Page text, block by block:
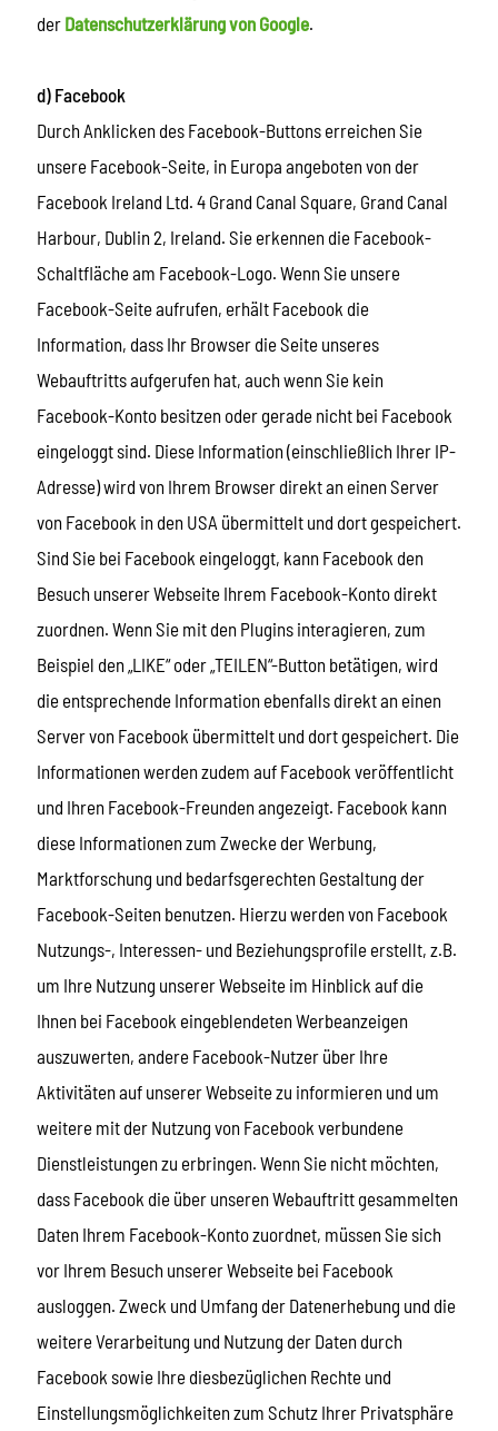
der Datenschutzerklärung von Google.
d) Facebook
Durch Anklicken des Facebook-Buttons erreichen Sie
unsere Facebook-Seite, in Europa angeboten von der
Facebook Ireland Ltd. 4 Grand Canal Square, Grand Canal
Harbour, Dublin 2, Ireland. Sie erkennen die Facebook-
Schaltfläche am Facebook-Logo. Wenn Sie unsere
Facebook-Seite aufrufen, erhält Facebook die
Information, dass Ihr Browser die Seite unseres
Webauftritts aufgerufen hat, auch wenn Sie kein
Facebook-Konto besitzen oder gerade nicht bei Facebook
eingeloggt sind. Diese Information (einschließlich Ihrer IP-
Adresse) wird von Ihrem Browser direkt an einen Server
von Facebook in den USA übermittelt und dort gespeichert.
Sind Sie bei Facebook eingeloggt, kann Facebook den
Besuch unserer Webseite Ihrem Facebook-Konto direkt
zuordnen. Wenn Sie mit den Plugins interagieren, zum
Beispiel den „LIKE“ oder „TEILEN“-Button betätigen, wird
die entsprechende Information ebenfalls direkt an einen
Server von Facebook übermittelt und dort gespeichert. Die
Informationen werden zudem auf Facebook veröffentlicht
und Ihren Facebook-Freunden angezeigt. Facebook kann
diese Informationen zum Zwecke der Werbung,
Marktforschung und bedarfsgerechten Gestaltung der
Facebook-Seiten benutzen. Hierzu werden von Facebook
Nutzungs-, Interessen- und Beziehungsprofile erstellt, z.B.
um Ihre Nutzung unserer Webseite im Hinblick auf die
Ihnen bei Facebook eingeblendeten Werbeanzeigen
auszuwerten, andere Facebook-Nutzer über Ihre
Aktivitäten auf unserer Webseite zu informieren und um
weitere mit der Nutzung von Facebook verbundene
Dienstleistungen zu erbringen. Wenn Sie nicht möchten,
dass Facebook die über unseren Webauftritt gesammelten
Daten Ihrem Facebook-Konto zuordnet, müssen Sie sich
vor Ihrem Besuch unserer Webseite bei Facebook
ausloggen. Zweck und Umfang der Datenerhebung und die
weitere Verarbeitung und Nutzung der Daten durch
Facebook sowie Ihre diesbezüglichen Rechte und
Einstellungsmöglichkeiten zum Schutz Ihrer Privatsphäre